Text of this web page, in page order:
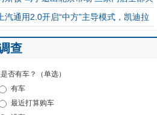
汽通用2.0开启“中方”主导模式，凯迪拉
变中国研发